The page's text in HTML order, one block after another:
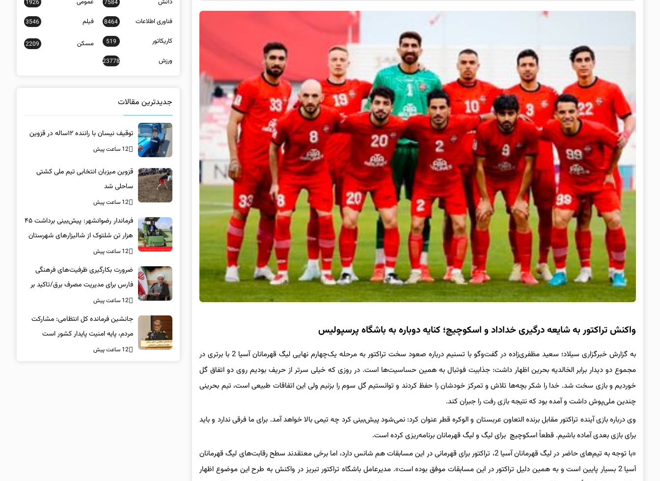
واکنش تراکتور به شایعه درگیری خداداد و اسکوچیچ؛ کنایه دوباره به باشگاه پرسپولیس
به گزارش خبرگزاری سیلاد؛ سعید مظفری‌زاده در گفت‌وگو با تسنیم درباره صعود سخت تراکتور به مرحله یک‌چهارم نهایی لیگ قهرمانان آسیا 2 با برتری در
مجموع دو دیدار برابر الخالدیه بحرین اظهار داشت: جذابیت فوتبال به همین حساسیت‌ها است. در روزی که خیلی سرتر از حریف بودیم روی دو اتفاق گل
خوردیم و بازی سخت شد. خدا را شکر بچه‌ها تلاش و تمرکز خودشان را حفظ کردند و توانستیم گل سوم را بزنیم ولی این اتفاقات طبیعی است، تیم بحرینی
چندین ملی‌پوش داشت و آمده بود که نتیجه بازی رفت را جبران کند.
وی درباره بازی آینده تراکتور مقابل برنده التعاون عربستان و الوکره قطر عنوان کرد: نمی‌شود پیش‌بینی کرد چه تیمی بالا خواهد آمد. برای ما فرقی ندارد و باید
برای بازی بعدی آماده باشیم. قطعاً اسکوچیچ برای لیگ و لیگ قهرمانان برنامه‌ریزی کرده است.
«با توجه به تیم‌های حاضر در لیگ قهرمانان آسیا 2، تراکتور برای قهرمانی در این مسابقات هم شانس دارد، اما برخی معتقدند سطح رقابت‌های لیگ قهرمانان
آسیا 2 بسیار پایین است و به همین دلیل تراکتور در این مسابقات موفق بوده است». مدیرعامل باشگاه تراکتور تبریز در واکنش به طرح این موضوع اظهار
7584
1926
فناوری اطلاعات 8464 فیلم 3546
کاریکاتور 519 مسکن 2209
ورزش 23778
جدیدترین مقالات
توقیف نیسان با راننده ۱۲ساله در قزوین
12 ساعت پیش
قزوین میزبان انتخابی تیم ملی کشتی
ساحلی شد
12 ساعت پیش
فرماندار رضوانشهر: پیش‌بینی برداشت ۴۵
هزار تن شلتوک از شالیزارهای شهرستان
12 ساعت پیش
ضرورت بکارگیری ظرفیت‌های فرهنگی
فارس برای مدیریت مصرف برق/تاکید بر
همراهی همگانی در پویش ۲۵ درجه
12 ساعت پیش
جانشین فرمانده کل انتظامی: مشارکت
مردم، پایه امنیت پایدار کشور است
12 ساعت پیش